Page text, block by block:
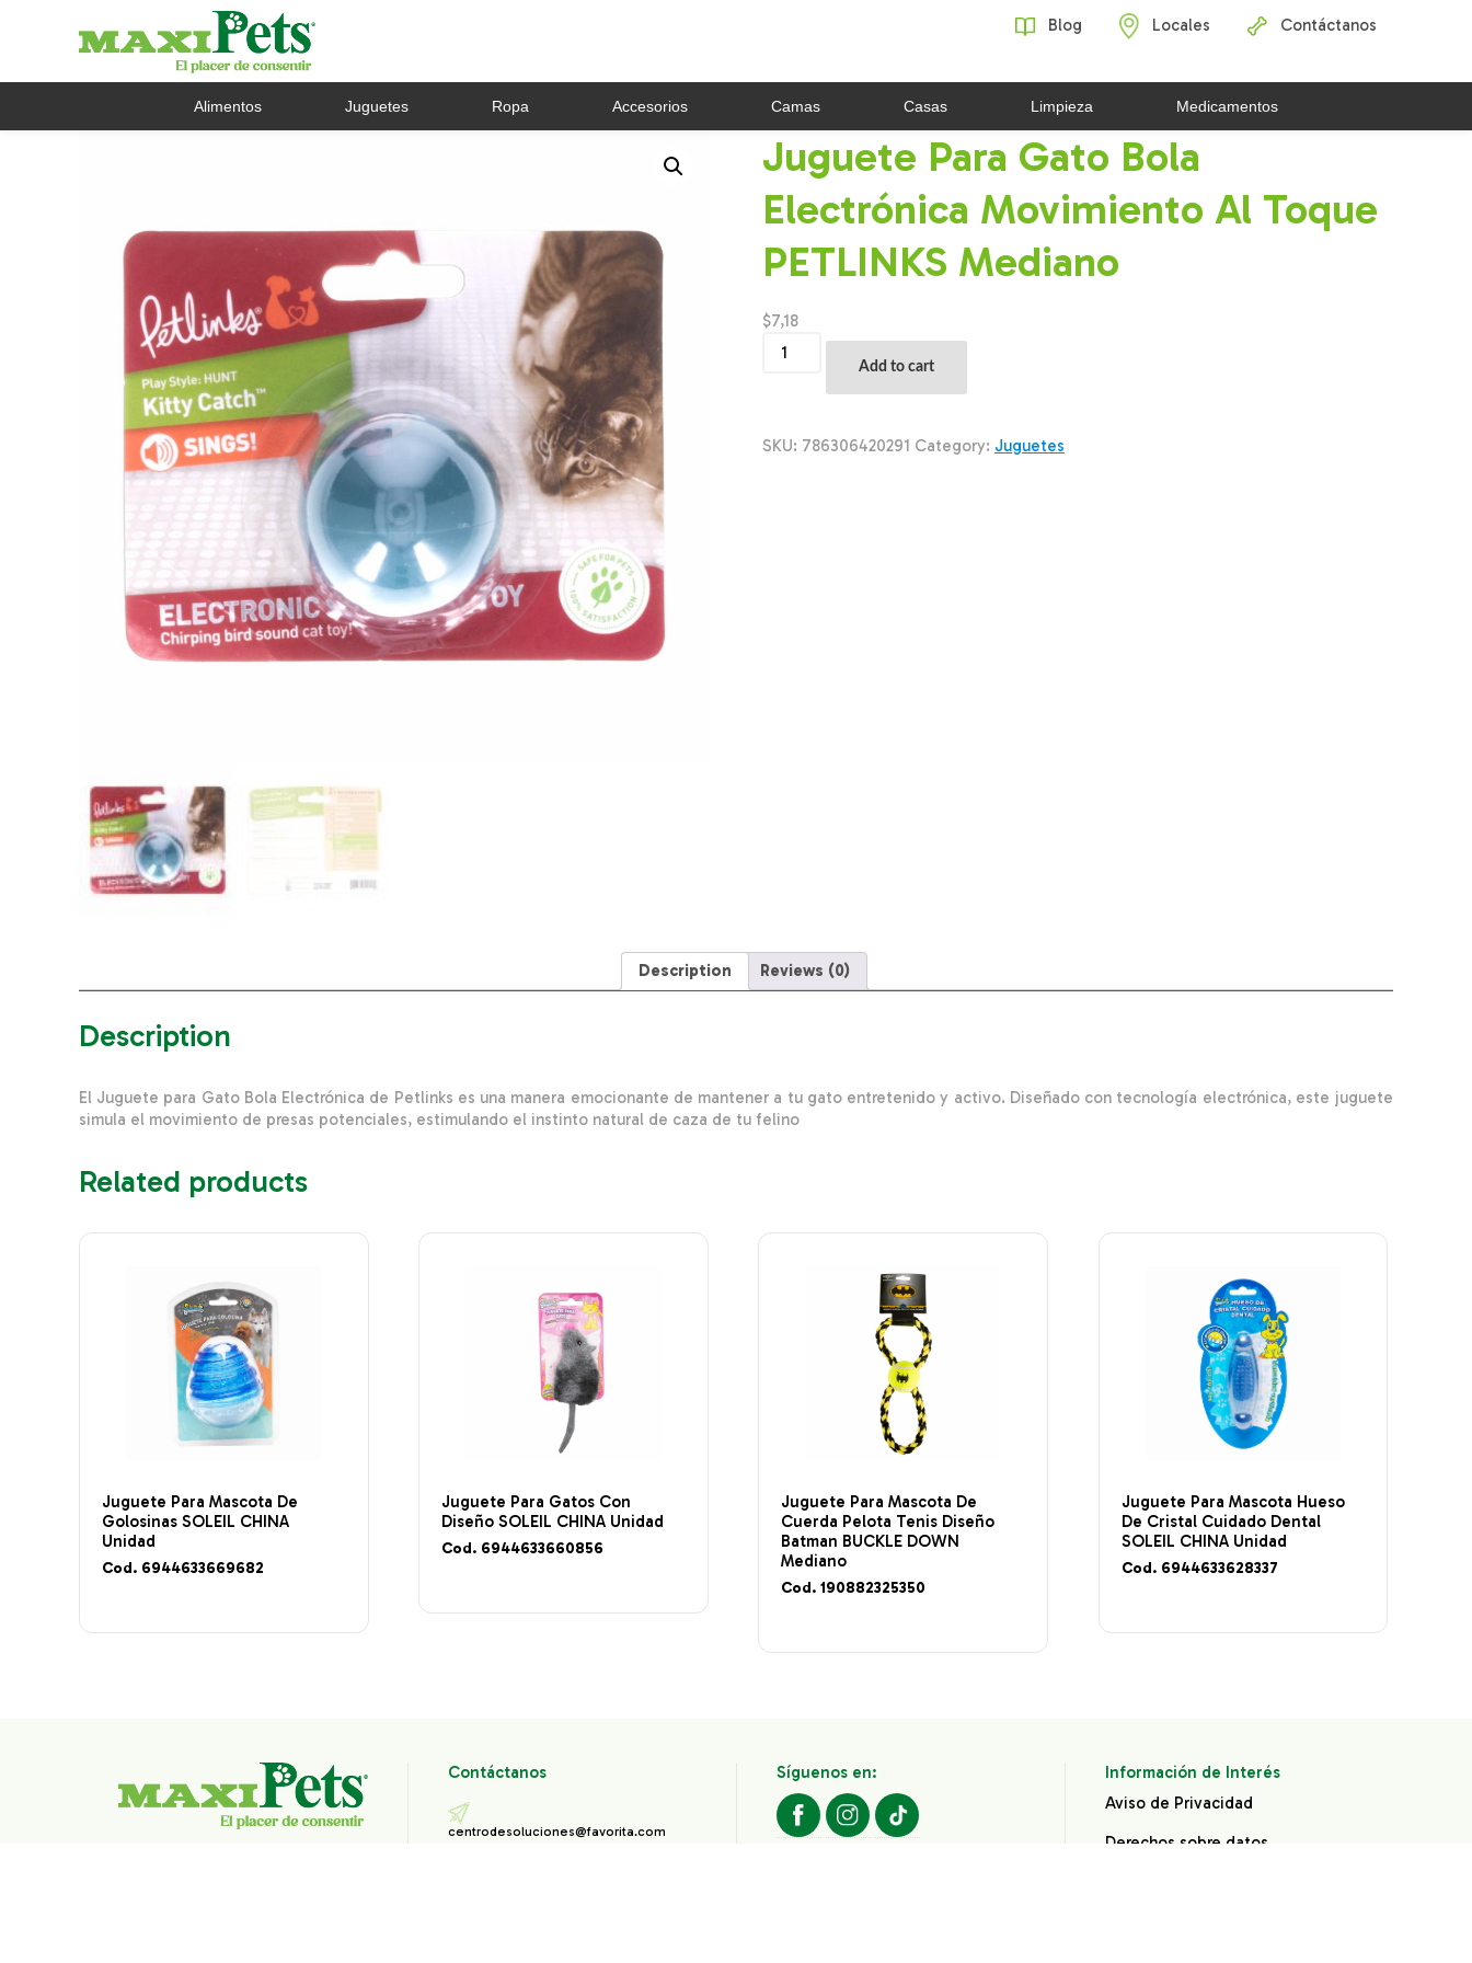
Blog Locales Contáctanos
Alimentos Juguetes Ropa Accesorios Camas Casas Limpieza Medicamentos
Juguete Para Gato Bola
Electrónica Movimiento Al Toque
PETLINKS Mediano
$7,18
Para
Movimiento
Add to cart
SKU: 786306420291 Category: Juguetes
Description Reviews (0)
Description
El Juguete para Gato Bola Electrónica de Petlinks es una manera emocionante de mantener a tu gato entretenido y activo. Diseñado con tecnología electrónica, este juguete
simula el movimiento de presas potenciales, estimulando el instinto natural de caza de tu felino
Related products
Juguete Para Mascota De
Golosinas SOLEIL CHINA
Unidad
Cod. 6944633669682
Juguete Para Gatos Con
Diseño SOLEIL CHINA Unidad
Cod. 6944633660856
Juguete Para Mascota De
Cuerda Pelota Tenis Diseño
Batman BUCKLE DOWN
Mediano
Cod. 190882325350
Juguete Para Mascota Hueso
De Cristal Cuidado Dental
SOLEIL CHINA Unidad
Cod. 6944633628337
Contáctanos
centrodesoluciones@favorita.com
Síguenos en:
Información de Interés
Aviso de Privacidad
Derechos sobre datos